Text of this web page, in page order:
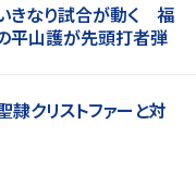
きなり試合が動く 福
平山護が先頭打者弾
クリストファーと対